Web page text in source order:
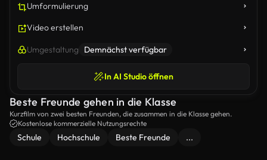
Umformulierung
Video erstellen
Umgestaltung Demnächst verfügbar
In AI Studio öffnen
Beste Freunde gehen in die Klasse
Kurzfilm von zwei besten Freunden, die zusammen in die Klasse gehen.
Kostenlose kommerzielle Nutzungsrechte
Schule Hochschule Beste Freunde ...